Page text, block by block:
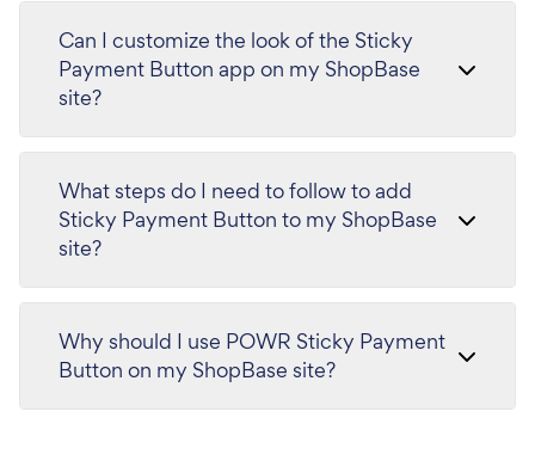
Can I customize the look of the Sticky
Payment Button app on my ShopBase
site?
What steps do I need to follow to add
Sticky Payment Button to my ShopBase
site?
Why should I use POWR Sticky Payment
Button on my ShopBase site?